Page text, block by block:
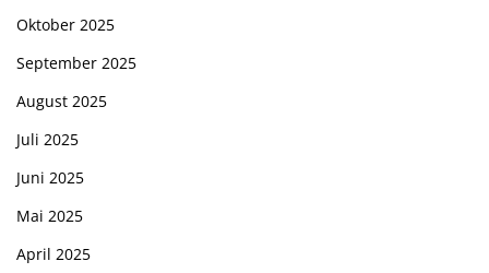
Oktober 2025
September 2025
August 2025
Juli 2025
Juni 2025
Mai 2025
April 2025